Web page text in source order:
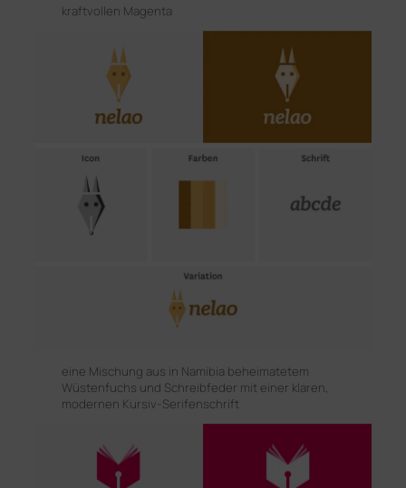
kraftvollen Magenta
eine Mischung aus in Namibia beheimatetem
Wüstenfuchs und Schreibfeder mit einer klaren,
modernen Kursiv-Serifenschrift